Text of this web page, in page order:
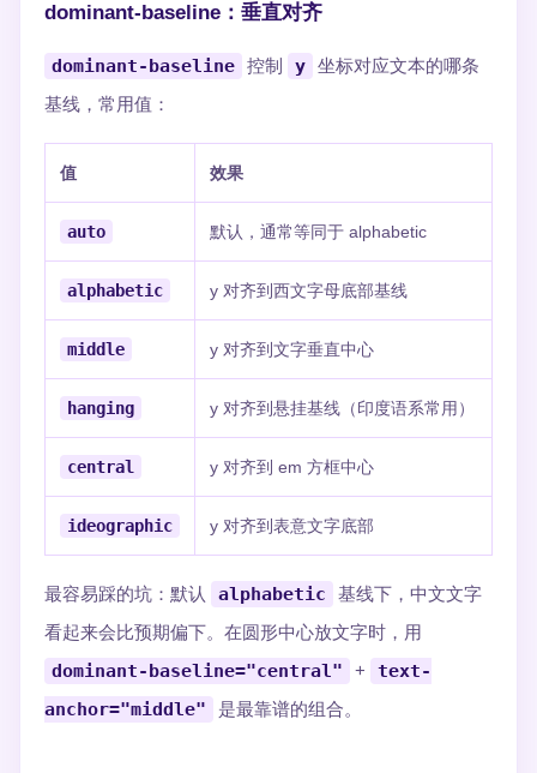
dominant-baseline：垂直对齐
dominant-baseline 控制 y 坐标对应文本的哪条
基线，常用值：
值 效果
auto 默认，通常等同于 alphabetic
alphabetic y 对齐到西文字母底部基线
middle y 对齐到文字垂直中心
hanging y 对齐到悬挂基线（印度语系常用）
central y 对齐到 em 方框中心
ideographic y 对齐到表意文字底部
最容易踩的坑：默认 alphabetic
基线下，中文文字
看起来会比预期偏下。在圆形中心放文字时，用
dominant-baseline="central" +
text-
anchor="middle"
是最靠谱的组合。